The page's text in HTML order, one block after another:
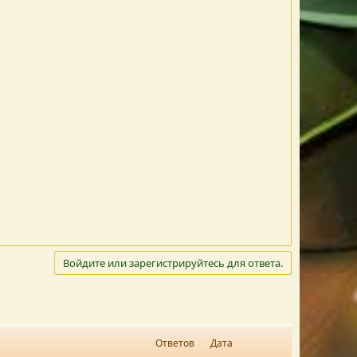
Войдите или зарегистрируйтесь для ответа.
Ответов Дата